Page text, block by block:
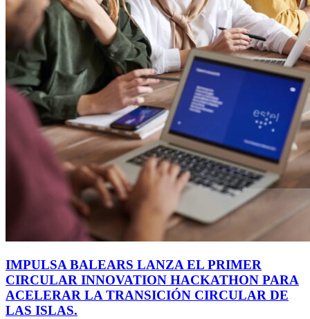
IMPULSA BALEARS LANZA EL PRIMER
CIRCULAR INNOVATION HACKATHON PARA
ACELERAR LA TRANSICIÓN CIRCULAR DE
LAS ISLAS.